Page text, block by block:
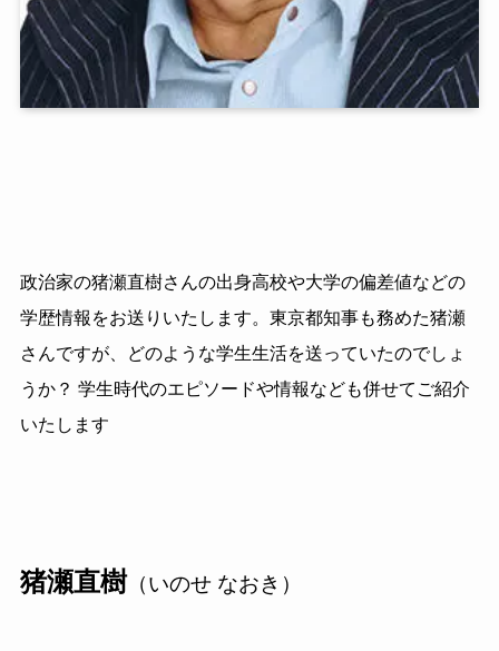
政治家の猪瀬直樹さんの出身高校や大学の偏差値などの
学歴情報をお送りいたします。東京都知事も務めた猪瀬
さんですが、どのような学生生活を送っていたのでしょ
うか？ 学生時代のエピソードや情報なども併せてご紹介
いたします
猪瀬直樹（いのせ なおき）